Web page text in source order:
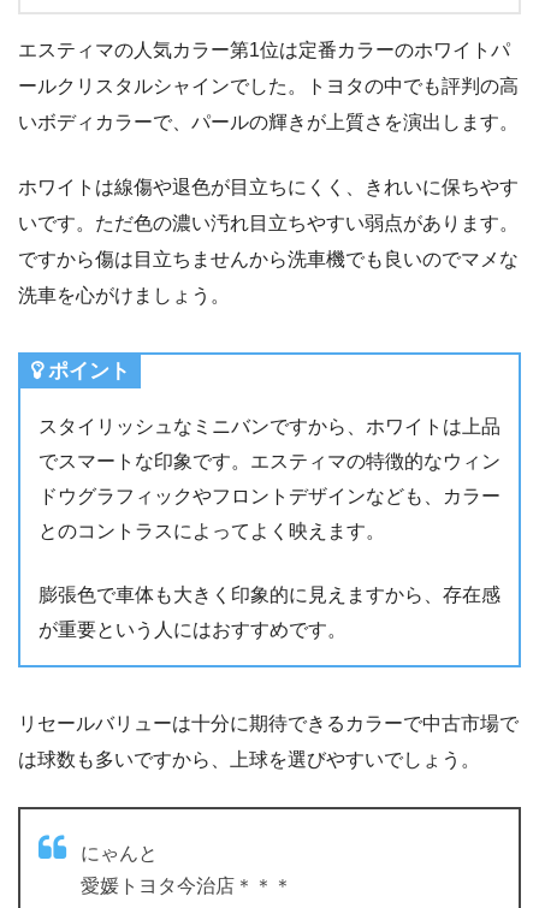
エスティマの人気カラー第1位は定番カラーのホワイトパ
ールクリスタルシャインでした。トヨタの中でも評判の高
いボディカラーで、パールの輝きが上質さを演出します。
ホワイトは線傷や退色が目立ちにくく、きれいに保ちやす
いです。ただ色の濃い汚れ目立ちやすい弱点があります。
ですから傷は目立ちませんから洗車機でも良いのでマメな
洗車を心がけましょう。
ポイント
スタイリッシュなミニバンですから、ホワイトは上品
でスマートな印象です。エスティマの特徴的なウィン
ドウグラフィックやフロントデザインなども、カラー
とのコントラスによってよく映えます。
膨張色で車体も大きく印象的に見えますから、存在感
が重要という人にはおすすめです。
リセールバリューは十分に期待できるカラーで中古市場で
は球数も多いですから、上球を選びやすいでしょう。
にゃんと
愛媛トヨタ今治店＊＊＊